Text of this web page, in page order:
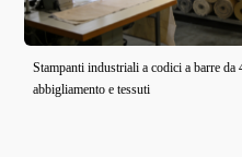
Stampanti industriali a codici a barre
abbigliamento e tessuti